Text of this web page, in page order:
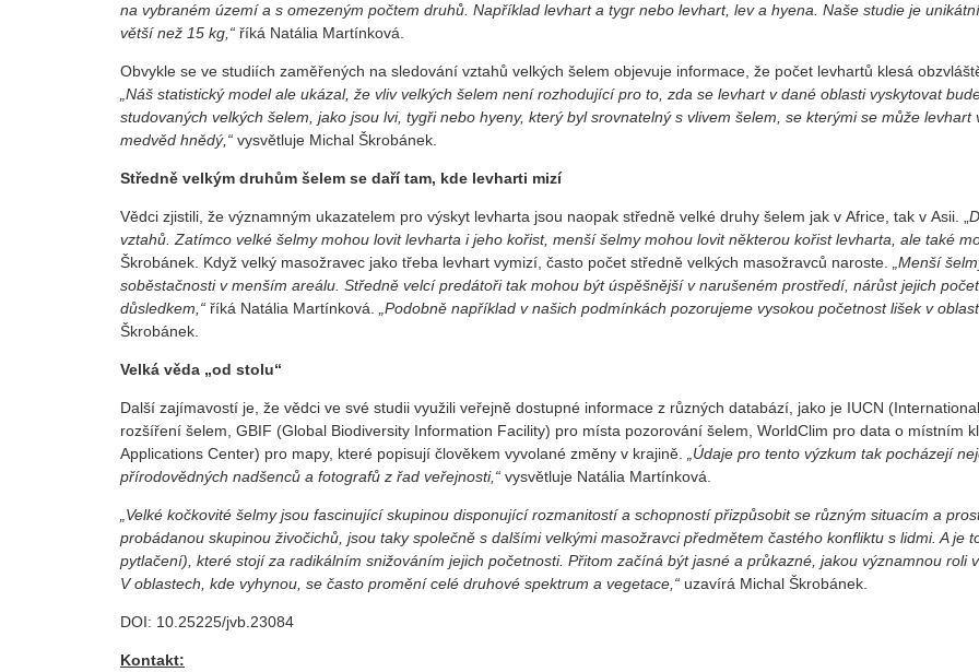
na vybraném území a s omezeným počtem druhů. Například levhart a tygr nebo levhart, lev a hyena. Naše studie je
větší než 15 kg,“ říká Natália Martínková.
Obvykle se ve studiích zaměřených na sledování vztahů velkých šelem objevuje informace, že počet levhartů klesá
„Náš statistický model ale ukázal, že vliv velkých šelem není rozhodující pro to, zda se levhart v dané oblasti vyskytovat
studovaných velkých šelem, jako jsou lvi, tygři nebo hyeny, který byl srovnatelný s vlivem šelem, se kterými se může
medvěd hnědý,“ vysvětluje Michal Škrobánek.
Středně velkým druhům šelem se daří tam, kde levharti mizí
Vědci zjistili, že významným ukazatelem pro výskyt levharta jsou naopak středně velké druhy šelem jak v Africe, tak v Asii. „
vztahů. Zatímco velké šelmy mohou lovit levharta i jeho kořist, menší šelmy mohou lovit některou kořist levharta, ale také
Škrobánek. Když velký masožravec jako třeba levhart vymizí, často počet středně velkých masožravců naroste. „Menší
soběstačnosti v menším areálu. Středně velcí predátoři tak mohou být úspěšnější v narušeném prostředí, nárůst jejich
důsledkem,“ říká Natália Martínková. „Podobně například v našich podmínkách pozorujeme vysokou početnost lišek v
Škrobánek.
Velká věda „od stolu“
Další zajímavostí je, že vědci ve své studii využili veřejně dostupné informace z různých databází, jako je IUCN
rozšíření šelem, GBIF (Global Biodiversity Information Facility) pro místa pozorování šelem, WorldClim pro data o místním
Applications Center) pro mapy, které popisují člověkem vyvolané změny v krajině. „Údaje pro tento výzkum tak pocházejí
přírodovědných nadšenců a fotografů z řad veřejnosti,“ vysvětluje Natália Martínková.
„Velké kočkovité šelmy jsou fascinující skupinou disponující rozmanitostí a schopností přizpůsobit se různým situacím a
probádanou skupinou živočichů, jsou taky společně s dalšími velkými masožravci předmětem častého konfliktu s lidmi. A je
pytlačení), které stojí za radikálním snižováním jejich početnosti. Přitom začíná být jasné a průkazné, jakou významnou
V oblastech, kde vyhynou, se často promění celé druhové spektrum a vegetace,“ uzavírá Michal Škrobánek.
DOI: 10.25225/jvb.23084
Kontakt: